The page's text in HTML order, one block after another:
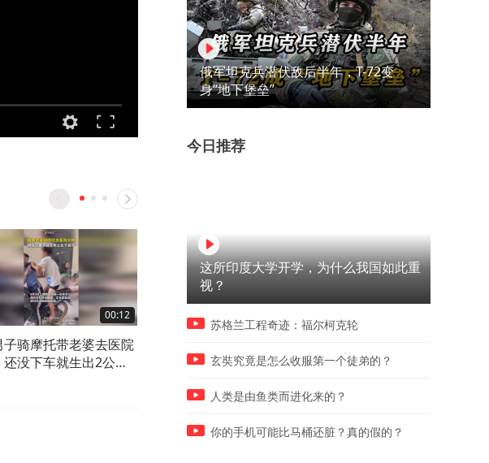
00:12
子骑摩托带老婆去医院
没下车就生出2公斤
意外：被雷电击中身亡，现
俄军坦克兵潜伏敌后半年，T-72变
身“地下堡垒”
今日推荐
这所印度大学开学，为什么我国如此重
视？
苏格兰工程奇迹：福尔柯克轮
玄奘究竟是怎么收服第一个徒弟的？
人类是由鱼类而进化来的？
你的手机可能比马桶还脏？真的假的？